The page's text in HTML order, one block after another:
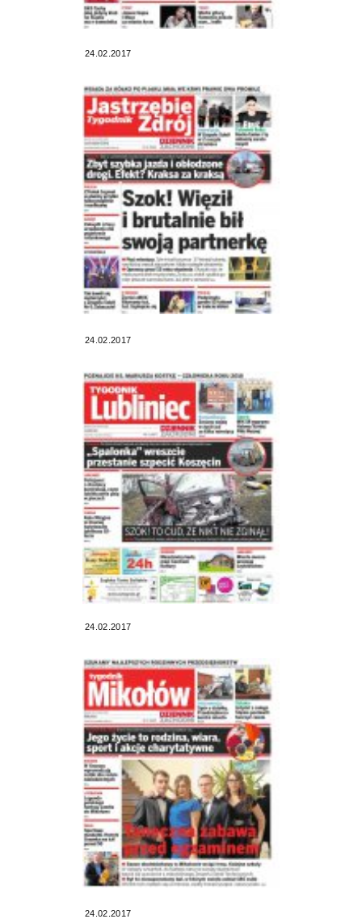
24.02.2017
24.02.2017
24.02.2017
24.02.2017